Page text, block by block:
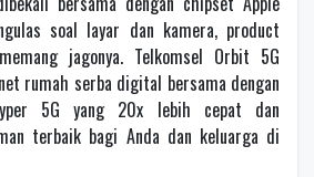
soal layar dan kamera, product
jagonya. Telkomsel Orbit 5G
rumah serba digital bersama dengan
5G yang 20x lebih cepat dan
terbaik bagi Anda dan keluarga di